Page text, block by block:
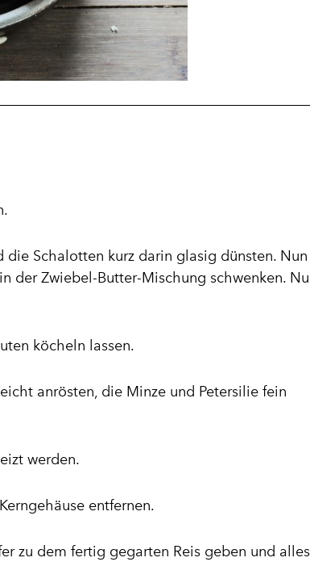
Schalotten kurz darin glasig dünsten.
der Zwiebel-Butter-Mischung schwenken.
köcheln lassen.
anrösten, die Minze und Petersilie fein
werden.
entfernen.
zu dem fertig gegarten Reis geben und